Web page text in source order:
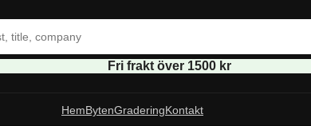
Fri frakt över 1500 kr
HemBytenGraderingKontakt